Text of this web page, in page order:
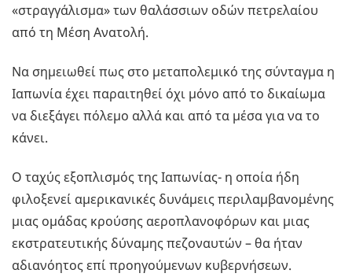
«στραγγάλισμα» των θαλάσσιων οδών πετρελαίου
από τη Μέση Ανατολή.
Να σημειωθεί πως στο μεταπολεμικό της σύνταγμα η
Ιαπωνία έχει παραιτηθεί όχι μόνο από το δικαίωμα
να διεξάγει πόλεμο αλλά και από τα μέσα για να το
κάνει.
Ο ταχύς εξοπλισμός της Ιαπωνίας- η οποία ήδη
φιλοξενεί αμερικανικές δυνάμεις περιλαμβανομένης
μιας ομάδας κρούσης αεροπλανοφόρων και μιας
εκστρατευτικής δύναμης πεζοναυτών – θα ήταν
αδιανόητος επί προηγούμενων κυβερνήσεων.